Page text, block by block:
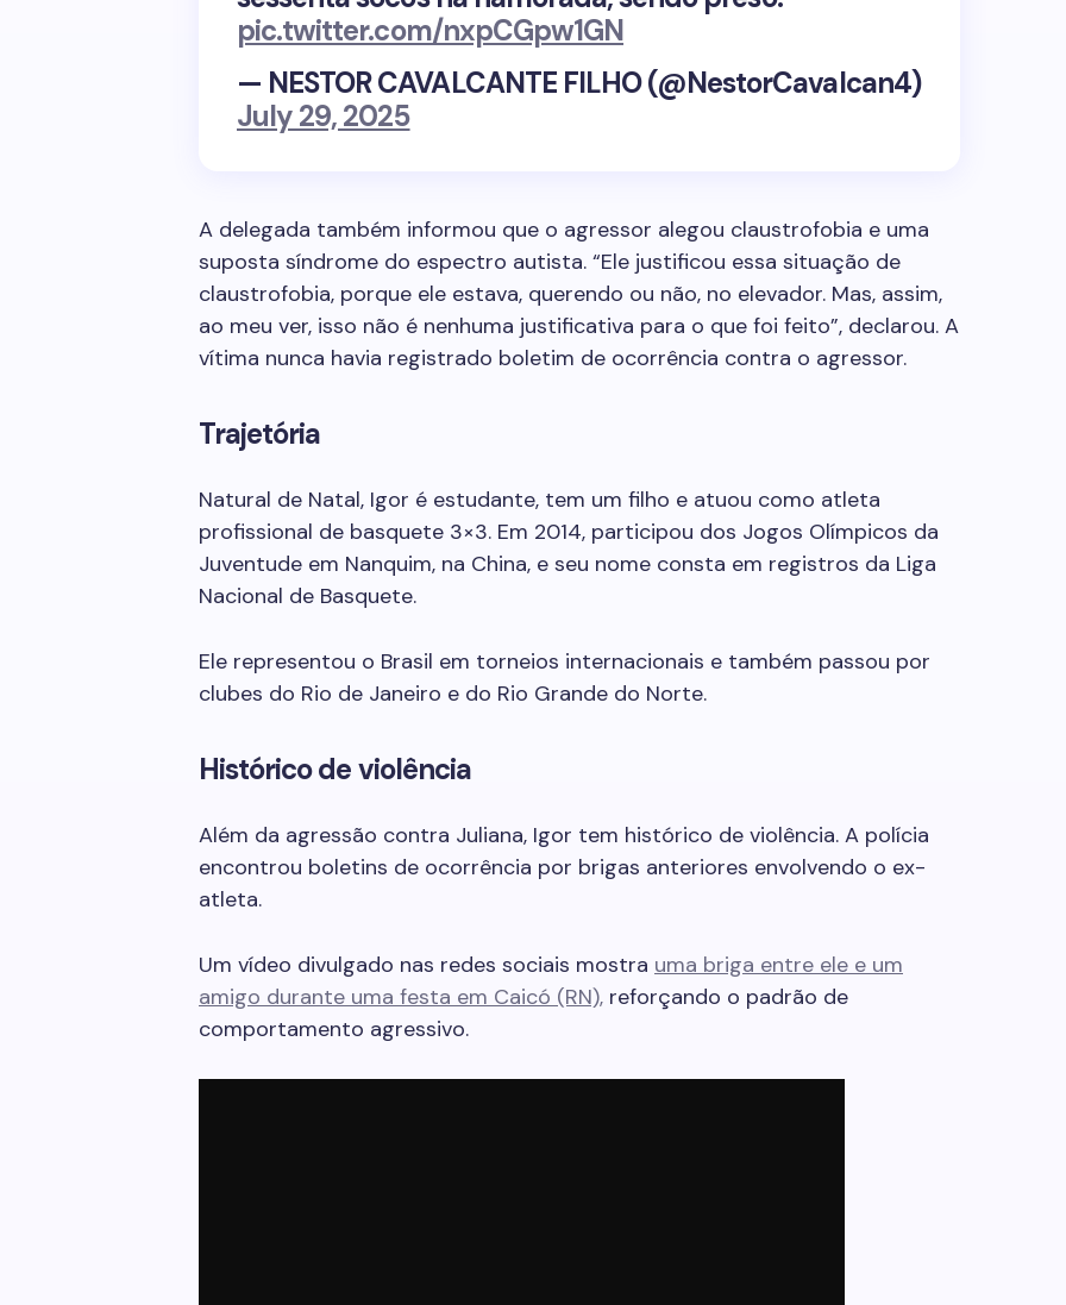
pic.twitter.com/nxpCGpw1GN
— NESTOR CAVALCANTE FILHO (@NestorCavalcan4)
July 29, 2025
A delegada também informou que o agressor alegou claustrofobia e uma
suposta síndrome do espectro autista. “Ele justificou essa situação de
claustrofobia, porque ele estava, querendo ou não, no elevador. Mas, assim,
ao meu ver, isso não é nenhuma justificativa para o que foi feito”, declarou. A
vítima nunca havia registrado boletim de ocorrência contra o agressor.
Trajetória
Natural de Natal, Igor é estudante, tem um filho e atuou como atleta
profissional de basquete 3×3. Em 2014, participou dos Jogos Olímpicos da
Juventude em Nanquim, na China, e seu nome consta em registros da Liga
Nacional de Basquete.
Ele representou o Brasil em torneios internacionais e também passou por
clubes do Rio de Janeiro e do Rio Grande do Norte.
Histórico de violência
Além da agressão contra Juliana, Igor tem histórico de violência. A polícia
encontrou boletins de ocorrência por brigas anteriores envolvendo o ex-
atleta.
Um vídeo divulgado nas redes sociais mostra uma briga entre ele e um
amigo durante uma festa em Caicó (RN), reforçando o padrão de
comportamento agressivo.